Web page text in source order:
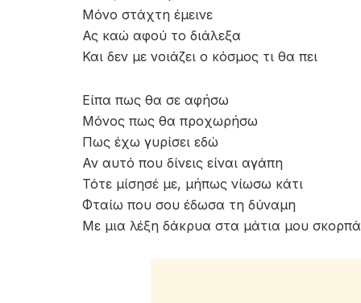
Μόνο στάχτη έμεινε
Ας καώ αφού το διάλεξα
Και δεν με νοιάζει ο κόσμος τι θα πει
Είπα πως θα σε αφήσω
Μόνος πως θα προχωρήσω
Πως έχω γυρίσει εδώ
Αν αυτό που δίνεις είναι αγάπη
Τότε μίσησέ με, μήπως νίωσω κάτι
Φταίω που σου έδωσα τη δύναμη
Με μια λέξη δάκρυα στα μάτια μου